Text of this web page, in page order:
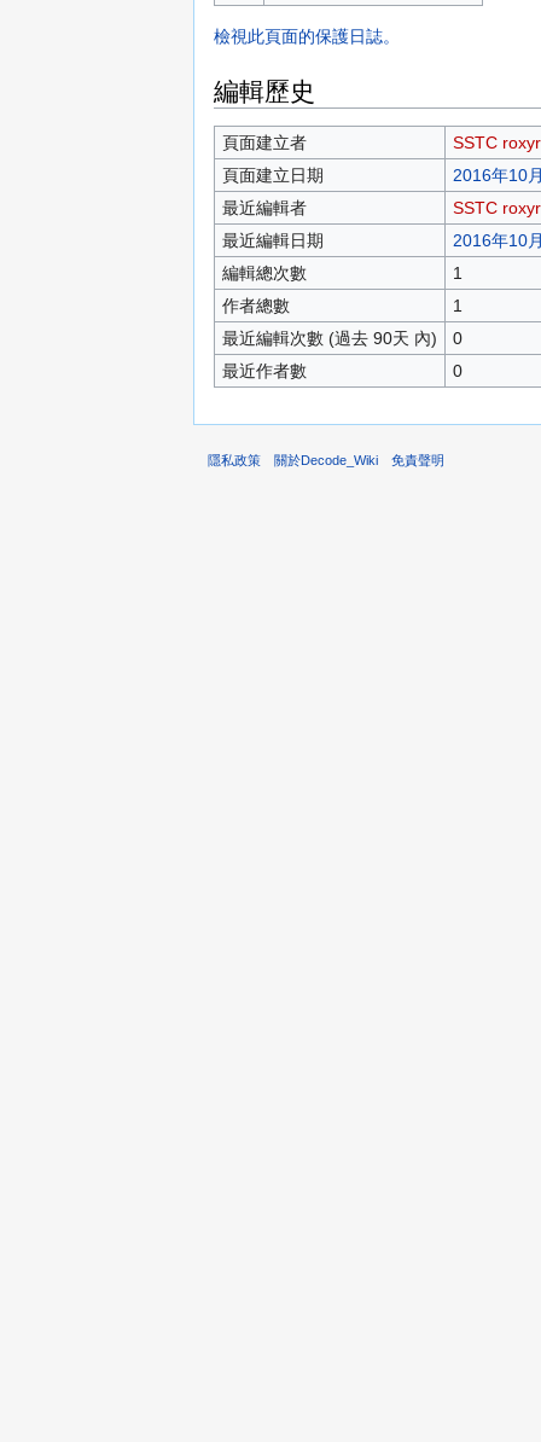
檢視此頁面的保護日誌。
編輯歷史
頁面建立者
SSTC
頁面建立日期
2016年10
最近編輯者
SSTC
最近編輯日期
2016年10
編輯總次數
1
作者總數
1
最近編輯次數 (過去 90天 內)
0
最近作者數
0
隱私政策 關於Decode_Wiki 免責聲明